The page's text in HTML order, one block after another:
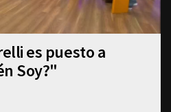
es puesto a
Soy?"